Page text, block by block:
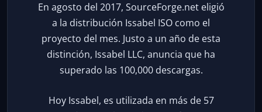
En agosto del 2017, SourceForge.net eligió
a la distribución Issabel ISO como el
proyecto del mes. Justo a un año de esta
distinción, Issabel LLC, anuncia que ha
superado las 100,000 descargas.
Hoy Issabel, es utilizada en más de 57